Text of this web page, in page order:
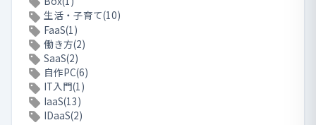
生活・子育て(10)
FaaS(1)
働き方(2)
SaaS(2)
自作PC(6)
IT入門(1)
IaaS(13)
IDaaS(2)